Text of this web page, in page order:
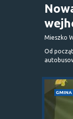
Mieszko
Od
GMINA